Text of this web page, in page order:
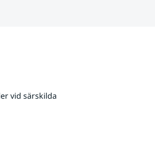
vid särskilda